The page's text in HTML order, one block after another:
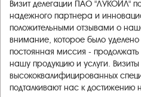
Визит делегации ПАО "ЛУКОЙЛ"
надежного партнера и
положительными отзывами о
внимание, которое было
постоянная миссия -
нашу продукцию и услуги.
высококвалифицированных
подталкивают нас к достижению